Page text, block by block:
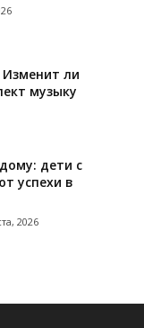
ли
музыку
дети с
успехи в
2026